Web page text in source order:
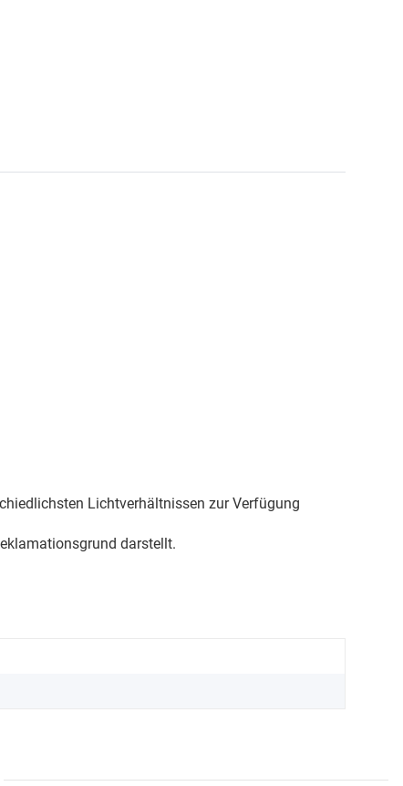
Lichtverhältnissen zur Verfügung
darstellt.